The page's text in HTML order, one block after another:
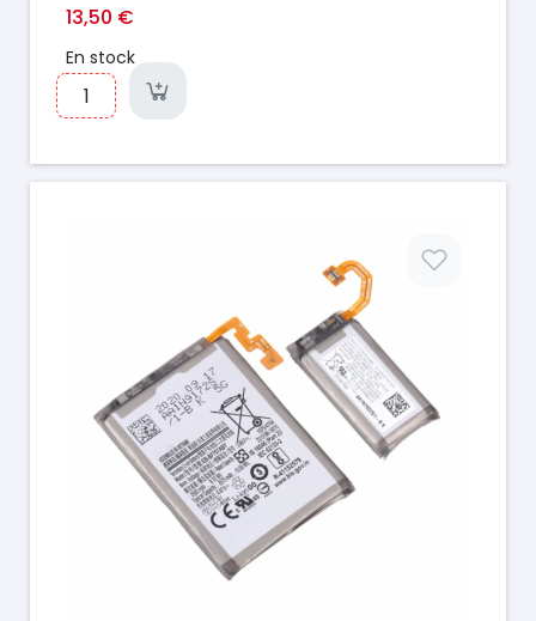
13,50 €
En stock